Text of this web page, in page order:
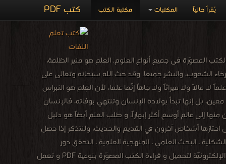
كتب PDF مكتبة الكتب المكتبات يُقرأ حالياً
المصوّرة فى جميع أنواع العلوم. العلم هو منير الظلمة،
الشعوب، والبشر جميعا. وقد حث الله سبحانه وتعالى على
مالاً ولا ميراثاً ولا جاهاً إنّما علماً، لأن العِلم هو النبراس
بل إنها تبدأ بولادة الإنسان وتنتهي بوفاته، فالإنسان
إلى عالم أوسع أكثر إبهاراً، و طلب العلم أيضاً هو دليل
أشخاص آخرون في القديم والحديث، ولنتذكر إذا حصل
، البحث العلمي ، المنهجية العلمية ، التحقق دور
الرياضيات ، فلسفة العلوم ، الأدب العلمي ، وأيضًا كتب الكيمياء و كتب الفيزياء وكتب الجيولوجيا و كتب الرياضيات وكتب الأحياء إلخ،، المكتبة الإلكترونيّة لتحميل و قراءة الكتب المصوّرة بنوعية PDF و تعمل